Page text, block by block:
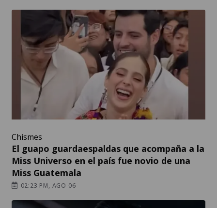
Chismes
El guapo guardaespaldas que acompaña a la
Miss Universo en el país fue novio de una
Miss Guatemala
02:23 PM, AGO 06